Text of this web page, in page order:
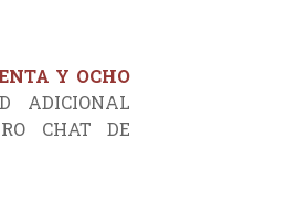
Y OCHO
ADICIONAL
CHAT DE